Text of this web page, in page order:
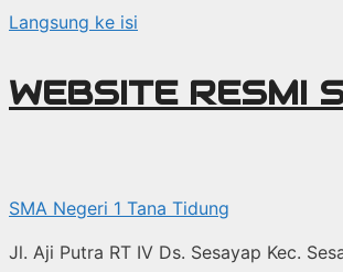
Langsung ke isi
WEBSITE RESMI
SMA Negeri 1 Tana Tidung
Jl. Aji Putra RT IV Ds. Sesayap Kec.